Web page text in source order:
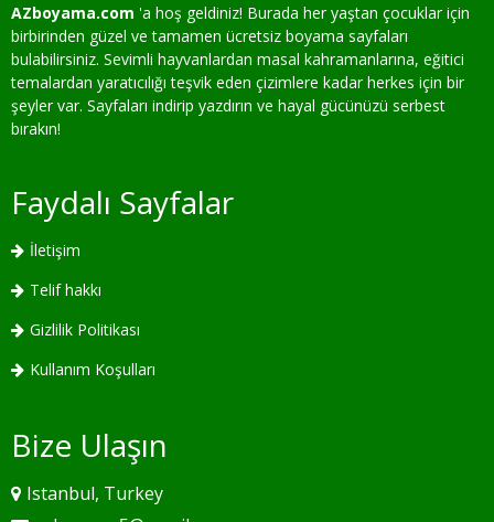
AZboyama.com 'a hoş geldiniz! Burada her yaştan çocuklar için
birbirinden güzel ve tamamen ücretsiz boyama sayfaları
bulabilirsiniz. Sevimli hayvanlardan masal kahramanlarına, eğitici
temalardan yaratıcılığı teşvik eden çizimlere kadar herkes için bir
şeyler var. Sayfaları indirip yazdırın ve hayal gücünüzü serbest
bırakın!
Faydalı Sayfalar
İletişim
Telif hakkı
Gizlilik Politikası
Kullanım Koşulları
Bize Ulaşın
Istanbul, Turkey